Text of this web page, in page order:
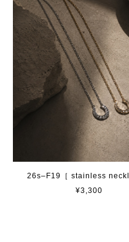
26s–F19［ stainless
¥3,300